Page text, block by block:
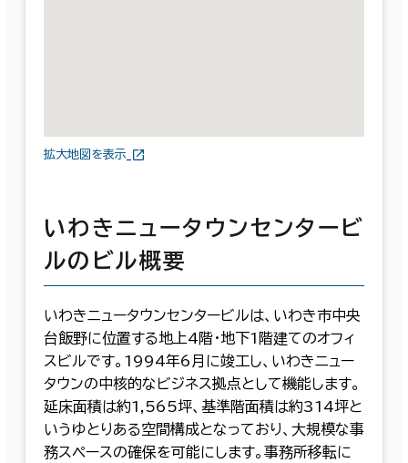
拡大地図を表示
いわきニュータウンセンタービ
ルのビル概要
いわきニュータウンセンタービルは、いわき市中央
台飯野に位置する地上4階・地下1階建てのオフィ
スビルです。1994年6月に竣工し、いわきニュー
タウンの中核的なビジネス拠点として機能します。
延床面積は約1,565坪、基準階面積は約314坪と
いうゆとりある空間構成となっており、大規模な事
務スペースの確保を可能にします。事務所移転に